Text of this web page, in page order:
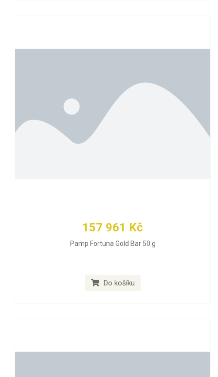
157 961 Kč
Pamp Fortuna Gold Bar 50 g
Do košíku